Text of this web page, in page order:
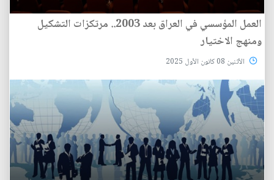
العمل المؤسسي في العراق بعد 2003.. مرتكزات التشكيل
ومنهج الاختيار
الأثنين 08 كانون الأول 2025